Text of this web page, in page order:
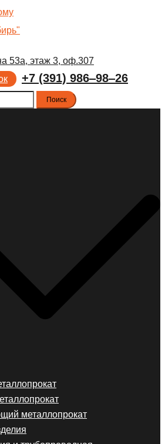
53а, этаж 3, оф.307
+7 (391) 986‒98‒26
металлопрокат